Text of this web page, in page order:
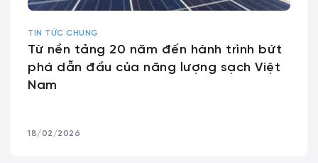
TIN TỨC CHUNG
Từ nền tảng 20 năm đến hành trình bứt
phá dẫn đầu của năng lượng sạch Việt
Nam
18/02/2026